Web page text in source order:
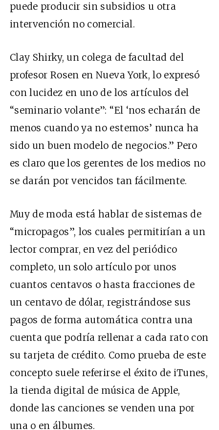
puede producir sin subsidios u otra
intervención no comercial.
Clay Shirky, un colega de facultad del
profesor Rosen en Nueva York, lo expresó
con lucidez en uno de los artículos del
“seminario volante”: “El ‘nos echarán de
menos cuando ya no estemos’ nunca ha
sido un buen modelo de negocios.” Pero
es claro que los gerentes de los medios no
se darán por vencidos tan fácilmente.
Muy de moda está hablar de sistemas de
“micropagos”, los cuales permitirían a un
lector comprar, en vez del periódico
completo, un solo artículo por unos
cuantos centavos o hasta fracciones de
un centavo de dólar, registrándose sus
pagos de forma automática contra una
cuenta que podría rellenar a cada rato con
su tarjeta de crédito. Como prueba de este
concepto suele referirse el éxito de iTunes,
la tienda digital de música de Apple,
donde las canciones se venden una por
una o en álbumes.